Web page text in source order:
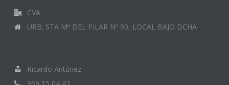
CVA
URB. STA Mª DEL PILAR Nº 90, LOCAL BAJO DCHA
Ricardo Antúnez